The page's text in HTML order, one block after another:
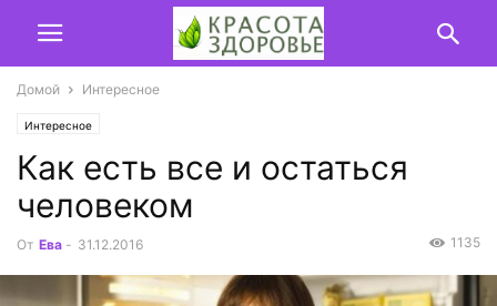
Домой Интересное
Интересное
Как есть все и остаться
человеком
От Ева - 31.12.2016 1135